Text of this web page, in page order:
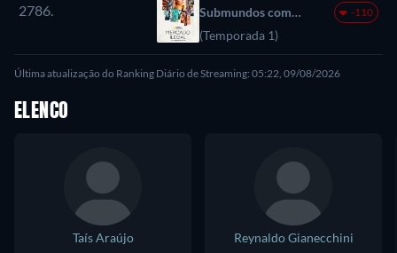
2786.
Submundos com
Mariana van Zeller
(Temporada 1)
-110
Última atualização do Ranking Diário de Streaming: 05:22, 09/08/2026
ELENCO
Taís Araújo
Reynaldo Gianecchini